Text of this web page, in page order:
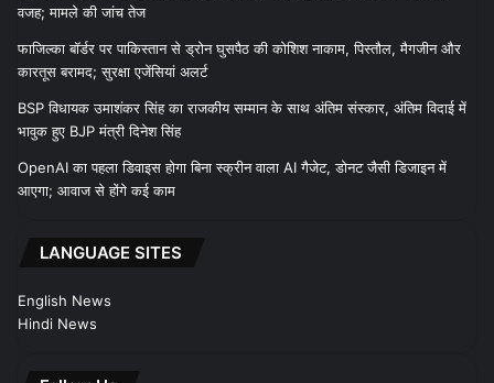
वजह; मामले की जांच तेज
फाजिल्का बॉर्डर पर पाकिस्तान से ड्रोन घुसपैठ की कोशिश नाकाम, पिस्तौल, मैगजीन और
कारतूस बरामद; सुरक्षा एजेंसियां अलर्ट
BSP विधायक उमाशंकर सिंह का राजकीय सम्मान के साथ अंतिम संस्कार, अंतिम विदाई में
भावुक हुए BJP मंत्री दिनेश सिंह
OpenAI का पहला डिवाइस होगा बिना स्क्रीन वाला AI गैजेट, डोनट जैसी डिजाइन में
आएगा; आवाज से होंगे कई काम
LANGUAGE SITES
English News
Hindi News